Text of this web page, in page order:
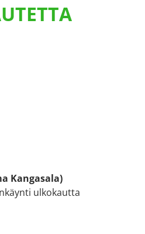
Kangasala)
ulkokautta